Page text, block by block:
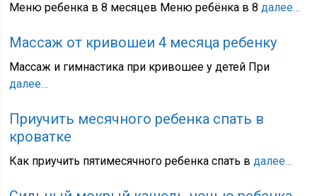
Меню ребенка в 8 месяцев Меню ребёнка в 8далее…
Массаж от кривошеи 4 месяца ребенку
Массаж и гимнастика при кривошее у детей При
далее…
Приучить месячного ребенка спать в
кроватке
Как приучить пятимесячного ребенка спать вдалее…